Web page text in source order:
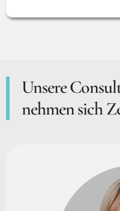
Unsere
nehmen sich